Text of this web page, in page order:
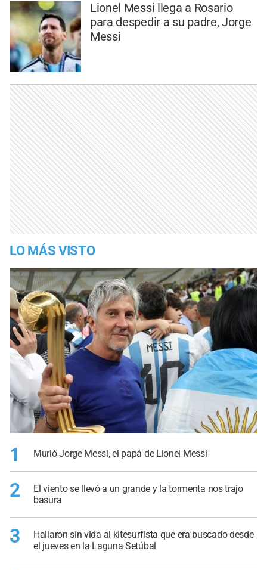
Lionel Messi llega a Rosario
para despedir a su padre, Jorge
Messi
LO MÁS VISTO
1 Murió Jorge Messi, el papá de Lionel Messi
2
El viento se llevó a un grande y la tormenta nos trajo
basura
3
Hallaron sin vida al kitesurfista que era buscado desde
el jueves en la Laguna Setúbal